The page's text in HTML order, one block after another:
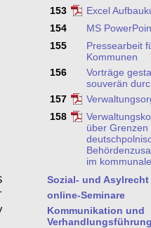
153
Excel
154
MS
155
Pressearbeit
Kommunen
156
Vorträge
souverän
157
158
über Grenzen
im
Sozial- und Asylrecht
online-Seminare
Kommunikation und
Verhandlungsführung